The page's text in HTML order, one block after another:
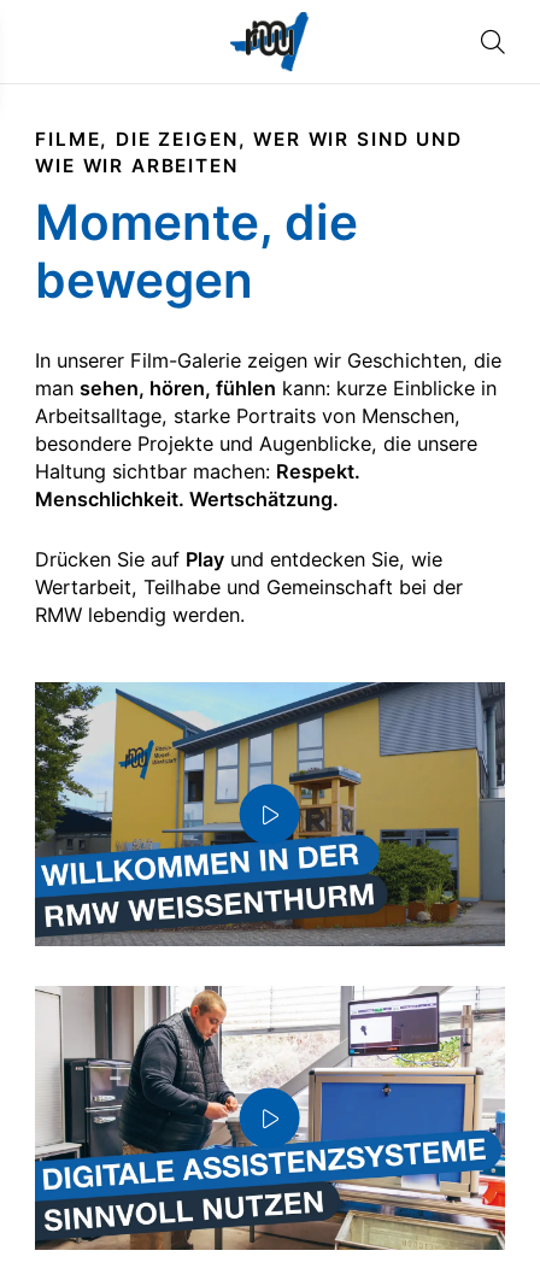
Momente, die
bewegen
FILME, DIE ZEIGEN, WER WIR SIND UND
WIE WIR ARBEITEN
In unserer Film-Galerie zeigen wir Geschichten, die
mansehen, hören, fühlen kann: kurze Einblicke in
Arbeitsalltage, starke Portraits von Menschen,
besondere Projekte und Augenblicke, die unsere
Haltung sichtbar machen: Respekt.
Menschlichkeit. Wertschätzung.
Drücken Sie auf Play und entdecken Sie, wie
Wertarbeit, Teilhabe und Gemeinschaft bei der
RMW lebendig werden.